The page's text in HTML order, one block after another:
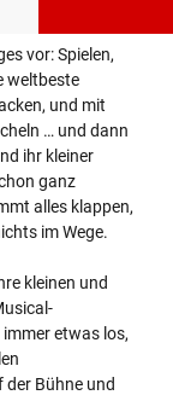
vor: Spielen,
weltbeste
und mit
… und dann
ihr kleiner
ganz
alles klappen,
im Wege.
kleinen und
etwas los,
Bühne und